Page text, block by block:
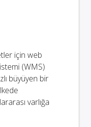
için web
(WMS)
büyüyen bir
varlığa